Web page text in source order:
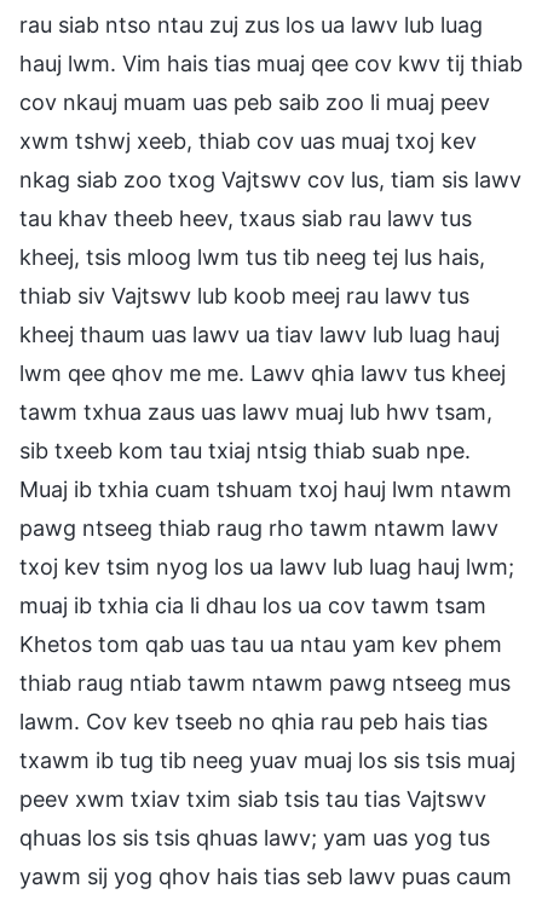
rau siab ntso ntau zuj zus los ua lawv lub luag
hauj lwm. Vim hais tias muaj qee cov kwv tij thiab
cov nkauj muam uas peb saib zoo li muaj peev
xwm tshwj xeeb, thiab cov uas muaj txoj kev
nkag siab zoo txog Vajtswv cov lus, tiam sis lawv
tau khav theeb heev, txaus siab rau lawv tus
kheej, tsis mloog lwm tus tib neeg tej lus hais,
thiab siv Vajtswv lub koob meej rau lawv tus
kheej thaum uas lawv ua tiav lawv lub luag hauj
lwm qee qhov me me. Lawv qhia lawv tus kheej
tawm txhua zaus uas lawv muaj lub hwv tsam,
sib txeeb kom tau txiaj ntsig thiab suab npe.
Muaj ib txhia cuam tshuam txoj hauj lwm ntawm
pawg ntseeg thiab raug rho tawm ntawm lawv
txoj kev tsim nyog los ua lawv lub luag hauj lwm;
muaj ib txhia cia li dhau los ua cov tawm tsam
Khetos tom qab uas tau ua ntau yam kev phem
thiab raug ntiab tawm ntawm pawg ntseeg mus
lawm. Cov kev tseeb no qhia rau peb hais tias
txawm ib tug tib neeg yuav muaj los sis tsis muaj
peev xwm txiav txim siab tsis tau tias Vajtswv
qhuas los sis tsis qhuas lawv; yam uas yog tus
yawm sij yog qhov hais tias seb lawv puas caum